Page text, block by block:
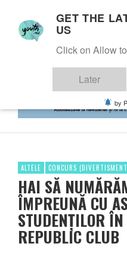
ALTELE CONCURS
HAI SĂ
ÎMPREUNĂ CU
STUDENȚILOR
REPUBLIC CLUB
GET THE
US
Click on Allow
Later
by